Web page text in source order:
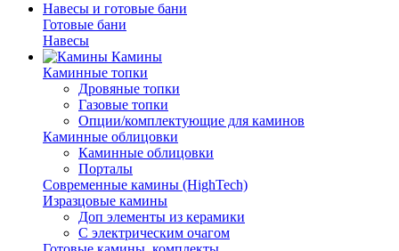
Навесы и готовые бани
Готовые бани
Навесы
Камины
Каминные топки
Дровяные топки
Газовые топки
Опции/комплектующие для каминов
Каминные облицовки
Каминные облицовки
Порталы
Современные камины (HighTech)
Изразцовые камины
Доп элементы из керамики
С электрическим очагом